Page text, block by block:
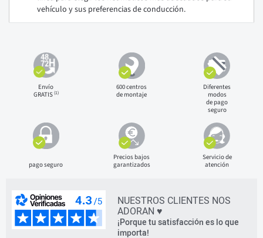
vehículo y sus preferencias de conducción.
Envío
GRATIS(1)
600 centros
de montaje
Diferentes
modos
de pago
seguro
pago seguro
Precios bajos
garantizados
Servicio de
atención
NUESTROS CLIENTES NOS
ADORAN ♥
¡Porque tu satisfacción es lo que
importa!